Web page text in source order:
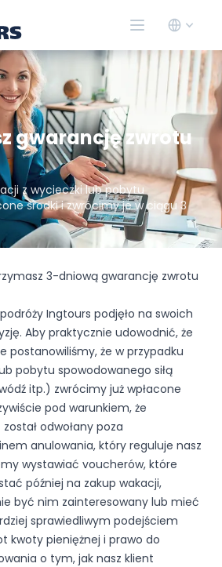
gwarancję zwrotu
z wycieczki lub pobytu
środki i zwrócimy je w ciągu 3
3-dniową gwarancję zwrotu
Ingtours podjęło na swoich
Aby praktycznie udowodnić, że
postanowiliśmy, że w przypadku
pobytu spowodowanego siłą
itp.) zwrócimy już wpłacone
pod warunkiem, że
odwołany poza
anulowania, który reguluje nasz
wystawiać voucherów, które
później na zakup wakacji,
być nim zainteresowany lub mieć
sprawiedliwym podejściem
kwoty pieniężnej i prawo do
o tym, jak nasz klient